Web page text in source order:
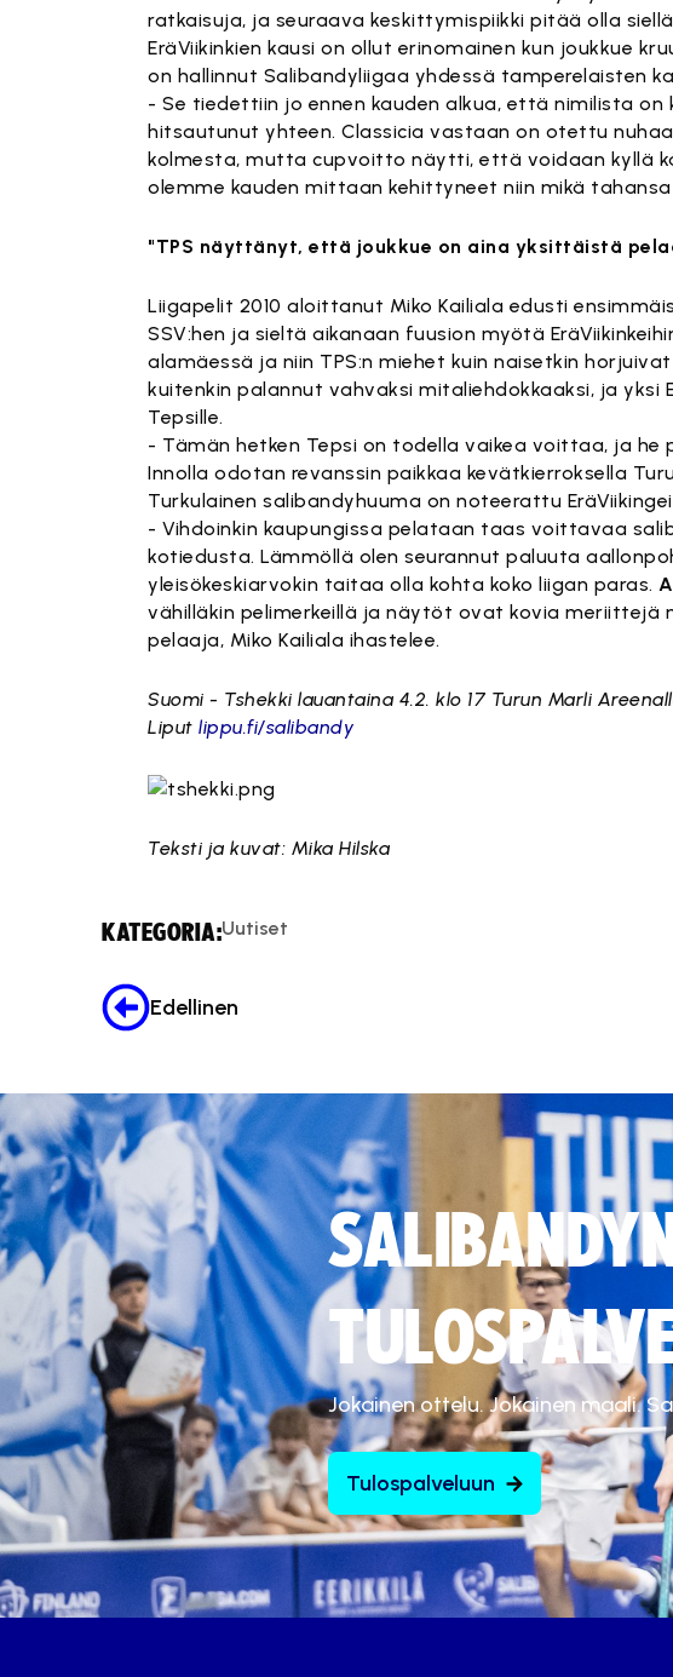
ratkaisuja, ja seuraava keskittymispiikki pitää olla
EräViikinkien kausi on ollut erinomainen kun joukkue
on hallinnut Salibandyliigaa yhdessä tamperelaisten
- Se tiedettiin jo ennen kauden alkua, että nimilista
hitsautunut yhteen. Classicia vastaan on otettu
kolmesta, mutta cupvoitto näytti, että voidaan kyllä
olemme kauden mittaan kehittyneet niin mikä
"TPS näyttänyt, että joukkue on aina yksittäistä
Liigapelit 2010 aloittanut Miko Kailiala edusti
SSV:hen ja sieltä aikanaan fuusion myötä
alamäessä ja niin TPS:n miehet kuin naisetkin
kuitenkin palannut vahvaksi mitaliehdokkaaksi, ja
Tepsille.
- Tämän hetken Tepsi on todella vaikea voittaa, ja
Innolla odotan revanssin paikkaa kevätkierroksella
Turkulainen salibandyhuuma on noteerattu
- Vihdoinkin kaupungissa pelataan taas voittavaa
kotiedusta. Lämmöllä olen seurannut paluuta
yleisökeskiarvokin taitaa olla kohta koko liigan paras.
vähilläkin pelimerkeillä ja näytöt ovat kovia meriittejä
pelaaja, Miko Kailiala ihastelee.
Suomi - Tshekki lauantaina 4.2. klo 17 Turun Marli
Liputlippu.fi/salibandy
Teksti ja kuvat: Mika Hilska
KATEGORIA:Uutiset
Edellinen
Jokainen ottelu. Jokainen maali.
Tulospalveluun